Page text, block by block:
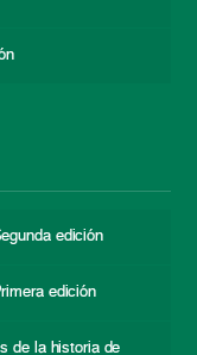
edición
edición
de la historia de